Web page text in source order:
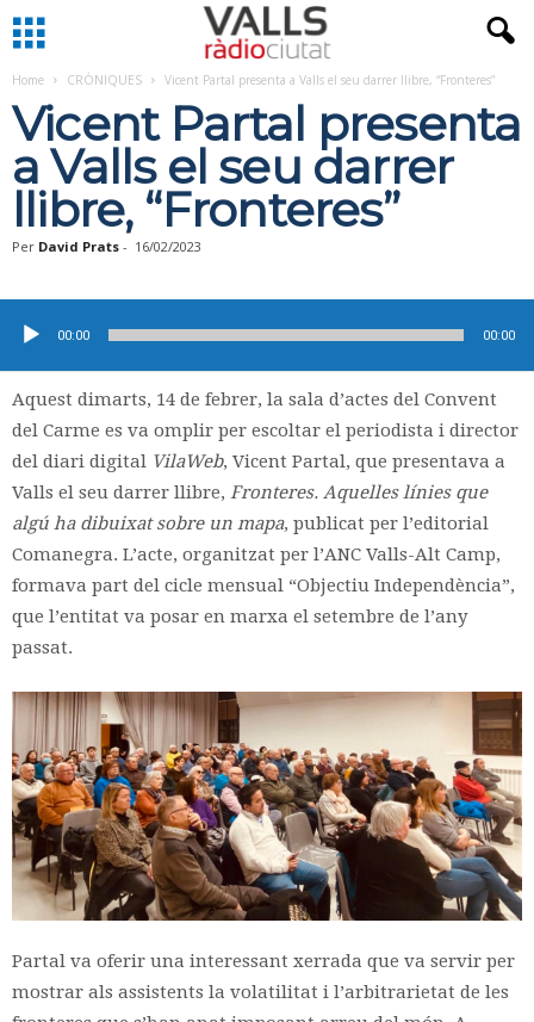
Home CRÒNIQUES Vicent Partal presenta a Valls el seu darrer llibre, “Fronteres”
Vicent Partal presenta
a Valls el seu darrer
llibre, “Fronteres”
Per David Prats - 16/02/2023
d'àudio
00:00 00:00
Aquest dimarts, 14 de febrer, la sala d’actes del Convent
del Carme es va omplir per escoltar el periodista i director
del diari digital VilaWeb, Vicent Partal, que presentava a
Valls el seu darrer llibre, Fronteres. Aquelles línies que
algú ha dibuixat sobre un mapa, publicat per l’editorial
Comanegra. L’acte, organitzat per l’ANC Valls-Alt Camp,
formava part del cicle mensual “Objectiu Independència”,
que l’entitat va posar en marxa el setembre de l’any
passat.
Partal va oferir una interessant xerrada que va servir per
mostrar als assistents la volatilitat i l’arbitrarietat de les